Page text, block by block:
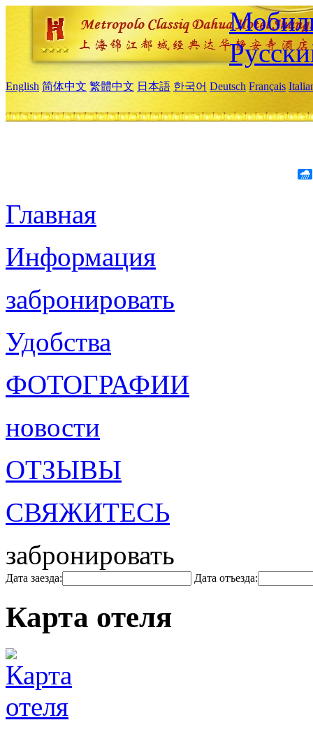
English 简体中文 繁體中文 日本語 한국어 Deutsch Français
Главная
Информация
забронировать
Удобства
ФОТОГРАФИИ
новости
ОТЗЫВЫ
СВЯЖИТЕСЬ
забронировать
Дата заезда: Дата отъезда:
Карта отеля